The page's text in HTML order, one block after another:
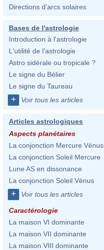
Directions d'arcs solaires
Bases de l'astrologie
Introduction à l'astrologie
L'utilité de l'astrologie
Astro sidérale ou tropicale ?
Le signe du Bélier
Le signe du Taureau
+ Voir tous les articles
Articles astrologiques
Aspects planétaires
La conjonction Mercure Vénus
La conjonction Soleil Mercure
Lune AS en dissonance
La conjonction Soleil Vénus
+ Voir tous les articles
Caractérologie
La maison VI dominante
La maison VII dominante
La maison VIII dominante